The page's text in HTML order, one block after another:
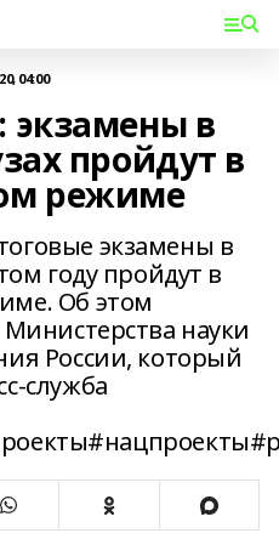
04:00
экзамены в
пройдут в
режиме
экзамены в
году пройдут в
Об этом
науки
России, который
служба